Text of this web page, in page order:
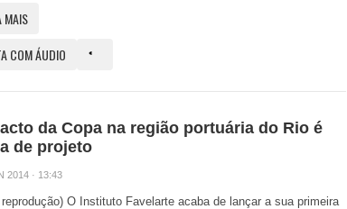
MAIS
COM ÁUDIO
da Copa na região portuária do Rio é
de projeto
2014 · 13:43
O Instituto Favelarte acaba de lançar a sua primeira